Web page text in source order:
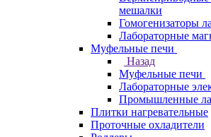
мешалки
Гомогенизаторы
Лабораторные
Муфельные печи
Назад
Муфельные печи
Лабораторные
Промышленные
Плитки нагревательные
Проточные охладители